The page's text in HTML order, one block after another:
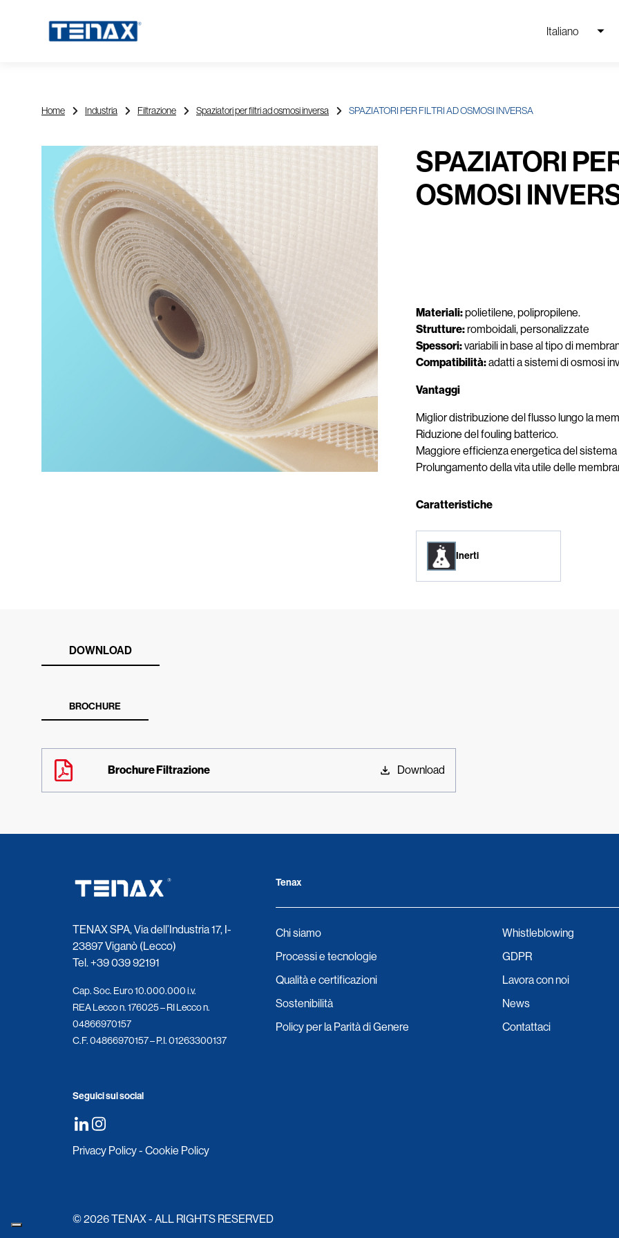
Italiano
Home Industria Filtrazione Spaziatori per filtri ad osmosi inversa SPAZIATORI PER FILTRI AD OSMOSI INVERSA
SPAZIATORI
OSMOSI
Materiali:polietilene, polipropilene.
Strutture:romboidali, personalizzate
Spessori:variabili in base al tipo di
Compatibilità:adatti a sistemi di osmosi
Vantaggi
Miglior distribuzione del flusso lungo la
Riduzione del fouling batterico.
Maggiore efficienza energetica del sistema
Prolungamento della vita utile delle
Caratteristiche
Inerti
DOWNLOAD
BROCHURE
Brochure Filtrazione Download
TENAX SPA, Via dell’Industria 17, I-
23897 Viganò (Lecco)
Tel.+39 039 92191
Cap. Soc. Euro 10.000.000 i.v.
REA Lecco n. 176025 – RI Lecco n.
04866970157
C.F. 04866970157 – P.I. 01263300137
Seguici sui social
Privacy Policy- Cookie Policy
Tenax
Chi siamo
Processi e tecnologie
Qualità e certificazioni
Sostenibilità
Policy per la Parità di Genere
Whistleblowing
GDPR
Lavora con noi
News
Contattaci
© 2026 TENAX - ALL RIGHTS RESERVED